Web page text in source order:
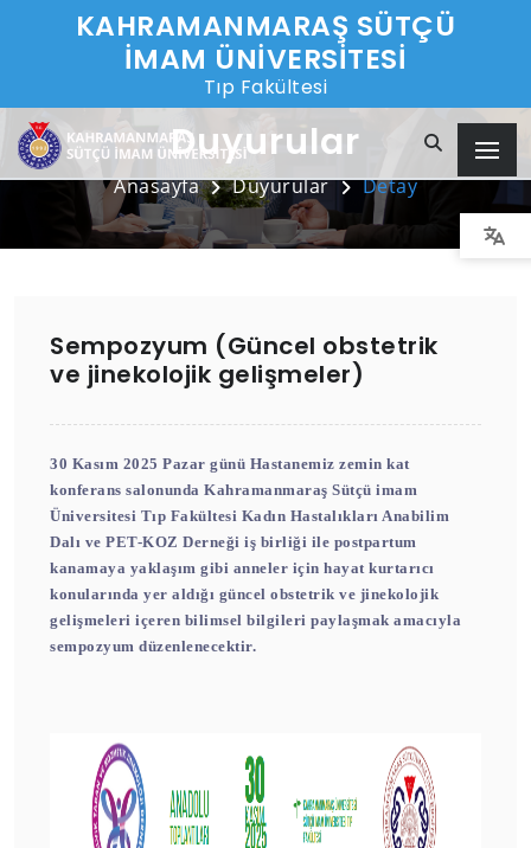
KAHRAMANMARAŞ SÜTÇÜ
İMAM ÜNİVERSİTESİ
Tıp Fakültesi
Duyurular
Anasayfa Duyurular Detay
Sempozyum (Güncel obstetrik
ve jinekolojik gelişmeler)
30 Kasım 2025 Pazar günü Hastanemiz zemin kat
konferans salonunda Kahramanmaraş Sütçü imam
Üniversitesi Tıp Fakültesi Kadın Hastalıkları Anabilim
Dalı ve PET-KOZ Derneği iş birliği ile postpartum
kanamaya yaklaşım gibi anneler için hayat kurtarıcı
konularında yer aldığı güncel obstetrik ve jinekolojik
gelişmeleri içeren bilimsel bilgileri paylaşmak amacıyla
sempozyum düzenlenecektir.